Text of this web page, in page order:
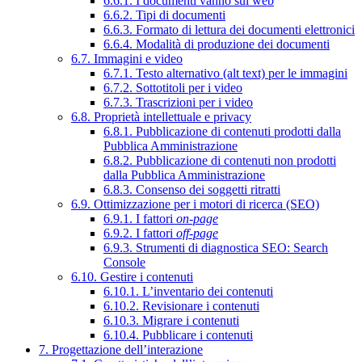
6.6.2. Tipi di documenti
6.6.3. Formato di lettura dei documenti elettronici
6.6.4. Modalità di produzione dei documenti
6.7. Immagini e video
6.7.1. Testo alternativo (alt text) per le immagini
6.7.2. Sottotitoli per i video
6.7.3. Trascrizioni per i video
6.8. Proprietà intellettuale e privacy
6.8.1. Pubblicazione di contenuti prodotti dalla
Pubblica Amministrazione
6.8.2. Pubblicazione di contenuti non prodotti
dalla Pubblica Amministrazione
6.8.3. Consenso dei soggetti ritratti
6.9. Ottimizzazione per i motori di ricerca (SEO)
6.9.1. I fattori on-page
6.9.2. I fattori off-page
6.9.3. Strumenti di diagnostica SEO: Search
Console
6.10. Gestire i contenuti
6.10.1. L’inventario dei contenuti
6.10.2. Revisionare i contenuti
6.10.3. Migrare i contenuti
6.10.4. Pubblicare i contenuti
7. Progettazione dell’interazione